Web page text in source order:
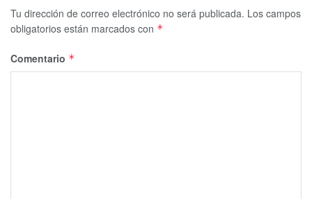
Tu dirección de correo electrónico no será publicada. Los campos
obligatorios están marcados con *
Comentario *